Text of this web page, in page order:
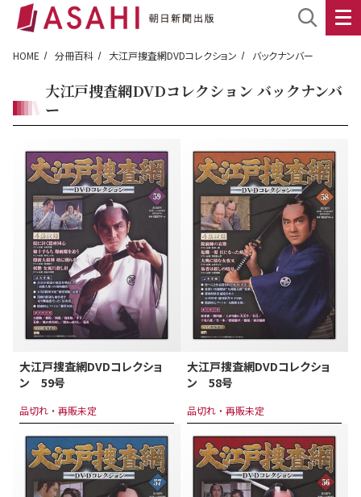
HOME 分冊百科 大江戸捜査網DVDコレクション バックナンバー
大江戸捜査網DVDコレクション バックナンバ
ー
大江戸捜査網DVDコレクショ
ン 59号
品切れ・再販未定
大江戸捜査網DVDコレクショ
ン 58号
品切れ・再販未定